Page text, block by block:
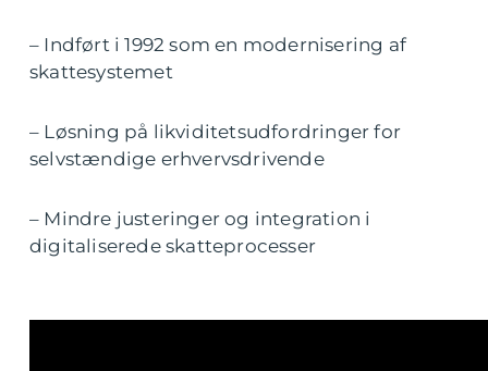
– Indført i 1992 som en modernisering af
skattesystemet
– Løsning på likviditetsudfordringer for
selvstændige erhvervsdrivende
– Mindre justeringer og integration i
digitaliserede skatteprocesser